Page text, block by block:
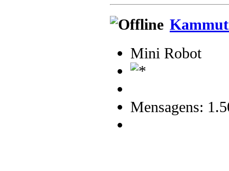
Mini Robot
Mensagens: